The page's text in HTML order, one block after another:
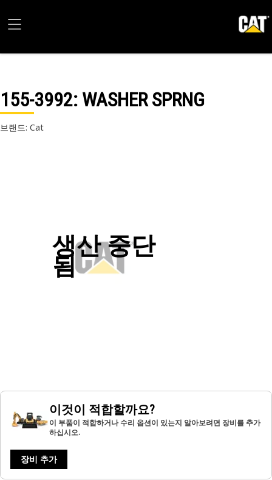
155-3992: WASHER SPRNG
브랜드: Cat
생산 중단
됨
이것이 적합할까요?
이 부품이 적합하거나 수리 옵션이 있는지 알아보려면 장비를 추가
하십시오.
장비 추가